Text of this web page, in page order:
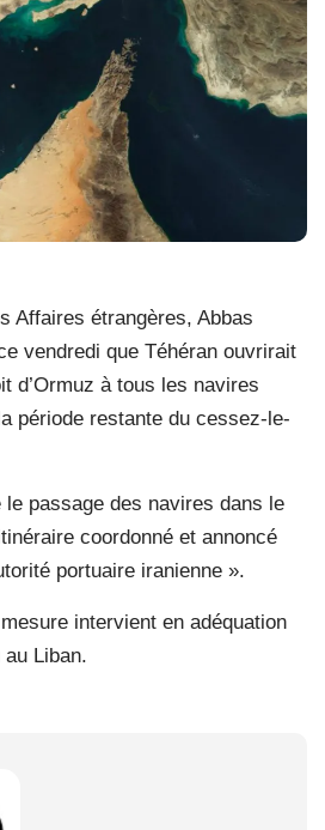
Affaires étrangères, Abbas
vendredi que Téhéran ouvrirait
d’Ormuz à tous les navires
période restante du cessez-le-
le passage des navires dans le
coordonné et annoncé
portuaire iranienne ».
intervient en adéquation
Liban.